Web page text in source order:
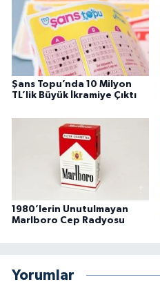
Şans Topu’nda 10 Milyon
TL’lik Büyük İkramiye Çıktı
1980’lerin Unutulmayan
Marlboro Cep Radyosu
Yorumlar